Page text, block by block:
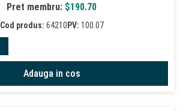
Pret membru: $190.70
Cod produs: 64210 PV: 100.07
Adauga in cos